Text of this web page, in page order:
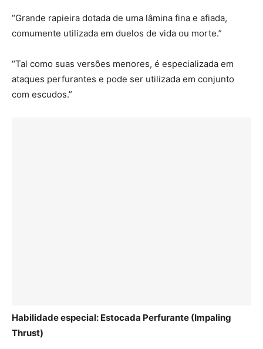
“Grande rapieira dotada de uma lâmina fina e afiada,
comumente utilizada em duelos de vida ou morte.”
“Tal como suas versões menores, é especializada em
ataques perfurantes e pode ser utilizada em conjunto
com escudos.”
Habilidade especial: Estocada Perfurante (Impaling
Thrust)